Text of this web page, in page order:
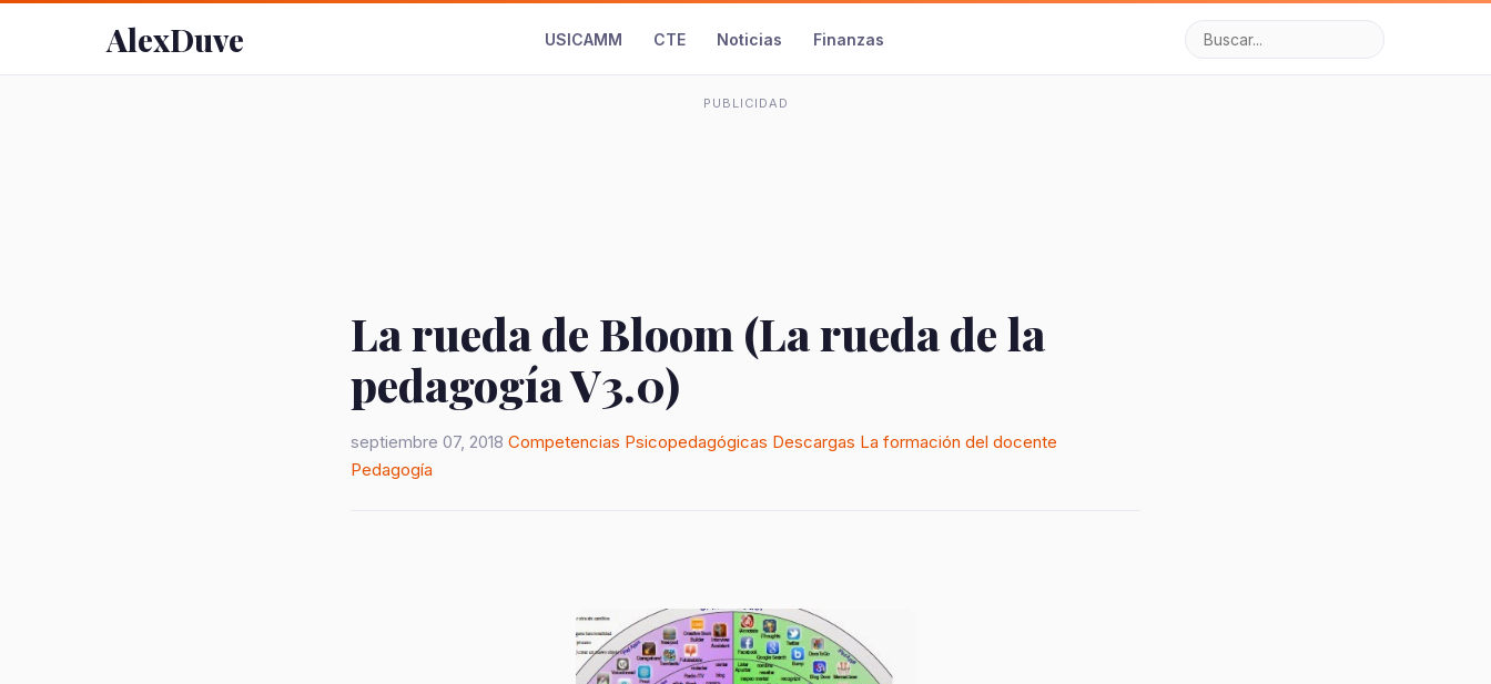
AlexDuve USICAMM CTE Noticias Finanzas
PUBLICIDAD
La rueda de Bloom (La rueda de la
pedagogía V3.0)
septiembre 07, 2018 Competencias Psicopedagógicas Descargas La formación del docente
Pedagogía